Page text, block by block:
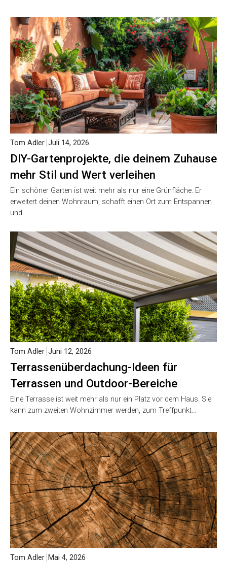
DIY-Gartenprojekte, die deinem Zuhause
mehr Stil und Wert verleihen
Tom Adler Juli 14, 2026
Ein schöner Garten ist weit mehr als nur eine Grünfläche. Er
erweitert deinen Wohnraum, schafft einen Ort zum Entspannen
und…
Terrassenüberdachung-Ideen für
Terrassen und Outdoor-Bereiche
Tom Adler Juni 12, 2026
Eine Terrasse ist weit mehr als nur ein Platz vor dem Haus. Sie
kann zum zweiten Wohnzimmer werden, zum Treffpunkt…
Tom Adler Mai 4, 2026